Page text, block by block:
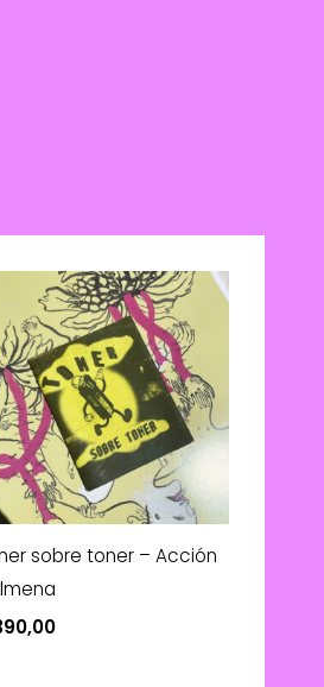
sobre toner – Acción